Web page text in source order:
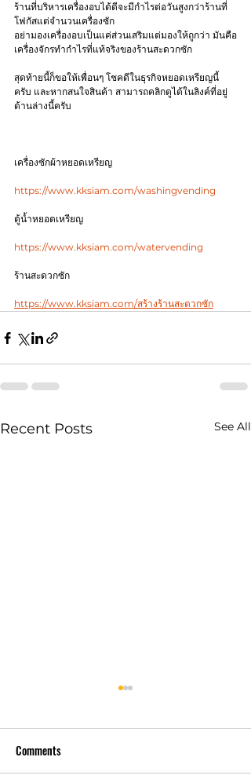
ร้านที่บริหารเครื่องอบได้ดีจะมีกำไรต่อวันสูงกว่าร้านที่
โฟกัสแต่จำนวนเครื่องซัก
อย่ามองเครื่องอบเป็นแค่ส่วนเสริมแต่มองให้ถูกว่า มันคือ
เครื่องจักรทำกำไรที่แท้จริงของร้านสะดวกซัก
สุดท้ายนี้ก็ขอให้เพื่อนๆ โชคดีในธุรกิจหยอดเหรียญนี้
ครับ และหากสนใจสินค้า สามารถคลิกดูได้ในลิงค์ที่อยู่
ด้านล่างนี้ครับ
เครื่องซักผ้าหยอดเหรียญ
https://www.kksiam.com/washingvending
ตู้น้ำหยอดเหรียญ
https://www.kksiam.com/watervending
ร้านสะดวกซัก
https://www.kksiam.com/สร้างร้านสะดวกซัก
Recent Posts See All
Comments